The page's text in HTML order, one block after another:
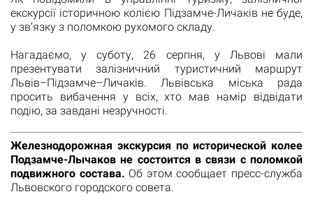
екскурсії історичною колією Підзамче-Личаків не буде,
у зв’язку з поломкою рухомого складу.
Нагадаємо, у суботу, 26 серпня, у Львові мали
презентувати залізничний туристичний маршрут
Львів–Підзамче–Личаків. Львівська міська рада
просить вибачення у всіх, хто мав намір відвідати
подію, за завдані незручності.
Железнодорожная экскурсия по исторической колее
Подзамче-Лычаков не состоится в связи с поломкой
подвижного состава. Об этом сообщает пресс-служба
Львовского городского совета.